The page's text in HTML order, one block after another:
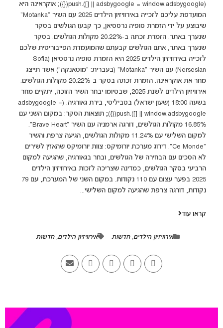
(adsbygoogle = window.adsbygoogle || []).push({}); אוקראינה היא
המועדפת עליכם לזכייה באירוויזיון הילדים 2025 עם השיר "Motanka"
שיבוצע על ידי הזמרת סופיה נרססיאן, כך קבעו הגולשים בסקר
שנערך באתר. הזמרת זכתה ב-20.22% מקולות הגולשים. בסקר
שנערך באתר, אתם הגולשים קבעתם שהמועמדת הפייבוריטית שלכם
לזכייה באירוויזיון הילדים 2025 היא הזמרת סופיה נרססיאן (Sofia
Nersesian) עם השיר "Motanka" (בעברית: "מוטאנקה") אשר תייצג
מחר את אוקראינה. הזמרת זכתה בסקר ב-20.22% מקולות הגולשים.
אירוויזיון הילדים לשנת 2025, שבסיומו יבחר השיר הזוכה, יתקיים מחר
בשעה 18:00 (שעון ישראל) בטביליסי, בירת גאורגיה. (adsbygoogle =
window.adsbygoogle || []).push({}); תוצאות הסקר: במקום השני עם
16.85% מקולות הגולשים, דורגה ארמניה עם השיר "Brave Heart".
למקום השלישי עם 11.24% מקולות הגולשים, הגיעה צרפת והשיר
"Ce Monde". דירוג מערכת יורומיקס: צוות יורומיקס שהאזין לשירים
לא הסכים עם הבחירה של הגולשים, ובחר בגאורגיה, שהגיעה למקום
הרביעי בסקר הגולשים, כמדינה שצריכה לזכות באירוויזיון הילדים
2025 בפער עצום עם 110 נקודות. במקום השני של המערכת, עם 79
נקודות, דורגה צרפת שהגיעה למקום השלישי...
קראו עוד
אירוויזיון הילדים,חדשות אירוויזיון הילדים,חדשות